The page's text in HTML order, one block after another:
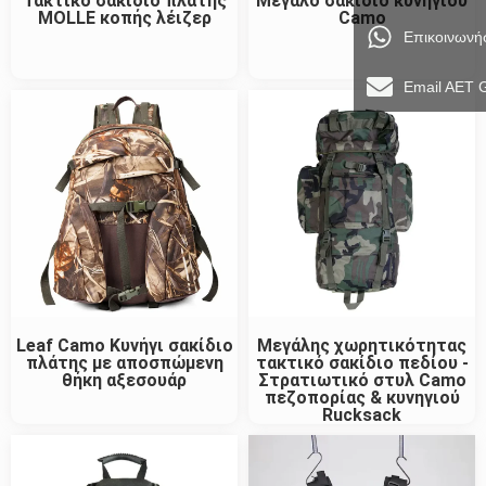
MOLLE κοπής λέιζερ
Camo
Leaf Camo Κυνήγι σακίδιο
πλάτης με αποσπώμενη
θήκη αξεσουάρ
Μεγάλης χωρητικότητας
τακτικό σακίδιο πεδίου -
Στρατιωτικό στυλ Camo
πεζοπορίας & κυνηγιού
Rucksack
Email AET